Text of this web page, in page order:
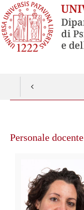
contenuto
Personale docente